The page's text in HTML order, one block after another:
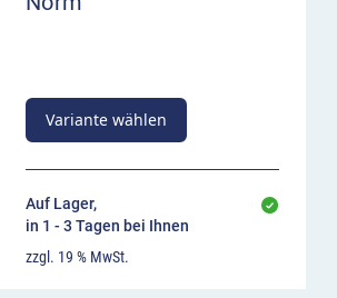
Variante wählen
Auf Lager,
in 1 - 3 Tagen bei Ihnen
zzgl. 19 % MwSt.